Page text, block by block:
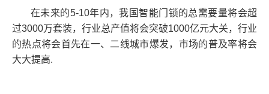
在未来的5-10年内，我国智能门锁的总需要量将会超
过3000万套装，行业总产值将会突破1000亿元大关，行业
的热点将会首先在一、二线城市爆发，市场的普及率将会
大大提高.